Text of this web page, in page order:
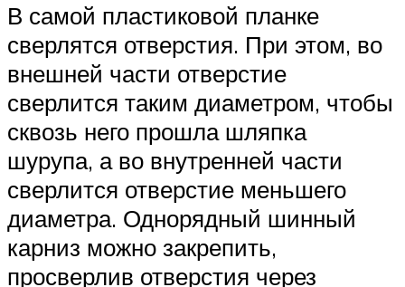
В самой пластиковой планке
сверлятся отверстия. При этом, во
внешней части отверстие
сверлится таким диаметром, чтобы
сквозь него прошла шляпка
шурупа, а во внутренней части
сверлится отверстие меньшего
диаметра. Однорядный шинный
карниз можно закрепить,
просверлив отверстия через